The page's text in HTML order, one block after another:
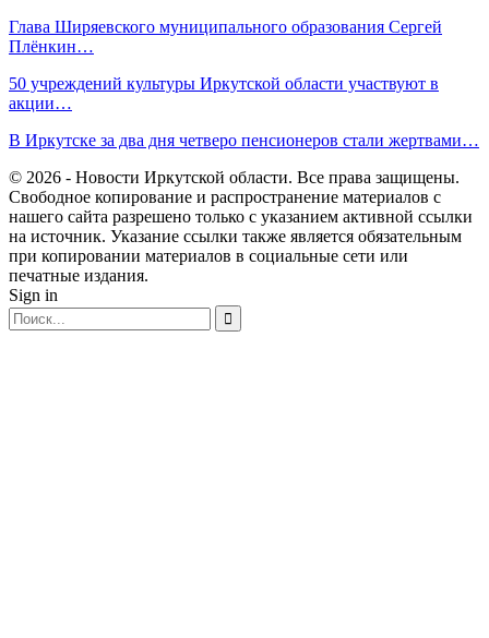
Глава Ширяевского муниципального образования Сергей
Плёнкин…
50 учреждений культуры Иркутской области участвуют в
акции…
В Иркутске за два дня четверо пенсионеров стали жертвами…
© 2026 - Новости Иркутской области. Все права защищены.
Свободное копирование и распространение материалов с
нашего сайта разрешено только с указанием активной ссылки
на источник. Указание ссылки также является обязательным
при копировании материалов в социальные сети или
печатные издания.
Sign in